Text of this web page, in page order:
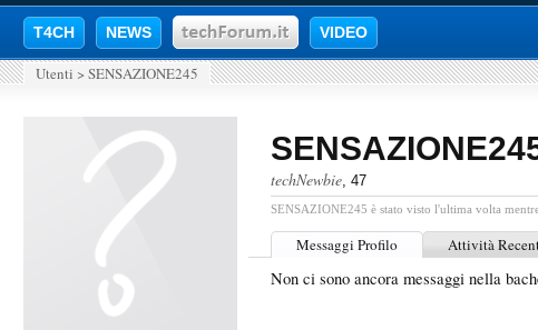
T4CH NEWS VIDEO
Utenti > SENSAZIONE245
techNewbie, 47
SENSAZIONE245 è stato visto l'ultima volta
Messaggi Profilo Attività
Non ci sono ancora messaggi nella